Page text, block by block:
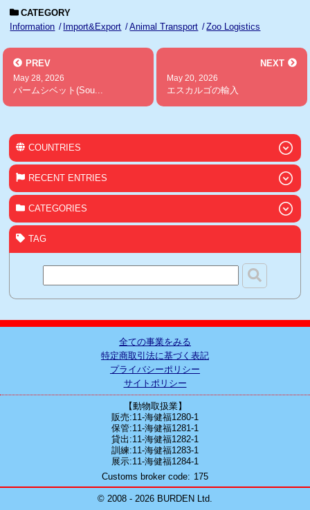
CATEGORY
Information
Import&Export Animal Transport Zoo Logistics
PREV
May 28, 2026
パームシベット(Sou...
NEXT
May 20, 2026
エスカルゴの輸入
COUNTRIES
RECENT ENTRIES
CATEGORIES
TAG
全ての事業をみる
特定商取引法に基づく表記
プライバシーポリシー
サイトポリシー
【動物取扱業】
販売:11-海健福1280-1
保管:11-海健福1281-1
貸出:11-海健福1282-1
訓練:11-海健福1283-1
展示:11-海健福1284-1
Customs broker code
175
© 2008 - 2026 BURDEN Ltd.